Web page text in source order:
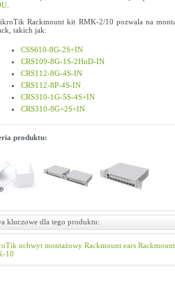
Rackmount kit RMK-2/10 pozwala na
takich jak:
CSS610-8G-2S+IN
CRS109-8G-1S-2HnD-IN
CRS112-8G-4S-IN
CRS112-8P-4S-IN
CRS310-1G-5S-4S+IN
CRS310-8G+2S+IN
produktu:
kluczowe dla tego produktu:
uchwyt montażowy Rackmount ears
10